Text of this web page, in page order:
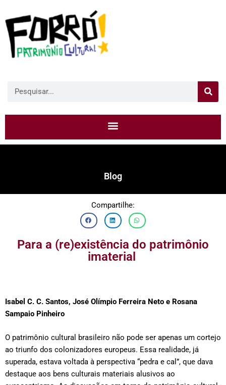
Blog
Compartilhe:
Para a (re)existência do patrimônio
imaterial
Isabel C. C. Santos, José Olímpio Ferreira Neto e Rosana
Sampaio Pinheiro
O patrimônio cultural brasileiro não pode ser apenas um cortejo
ao triunfo dos colonizadores europeus. Essa realidade, já
superada, estava voltada à perspectiva “pedra e cal”, que dava
destaque aos bens culturais materiais alusivos ao